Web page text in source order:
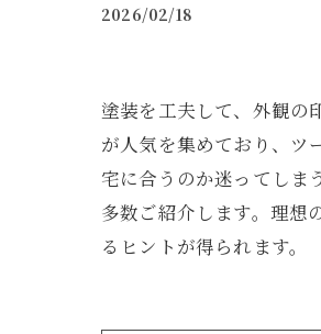
2026/02/18
塗装を工夫して、外観の
が人気を集めており、ツ
宅に合うのか迷ってしま
多数ご紹介します。理想
るヒントが得られます。